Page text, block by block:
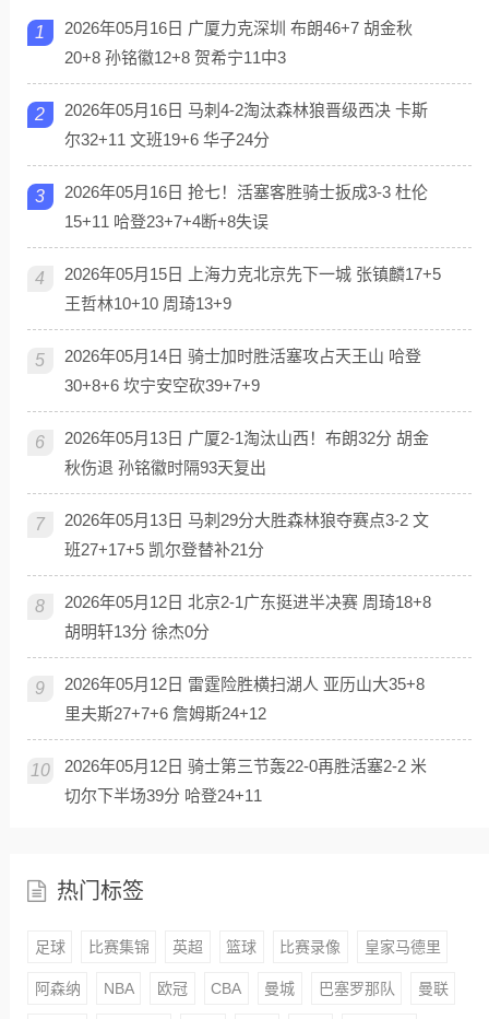
1
2026年05月16日 广厦力克深圳 布朗46+7 胡金秋
20+8 孙铭徽12+8 贺希宁11中3
2
2026年05月16日 马刺4-2淘汰森林狼晋级西决 卡斯
尔32+11 文班19+6 华子24分
3
2026年05月16日 抢七！活塞客胜骑士扳成3-3 杜伦
15+11 哈登23+7+4断+8失误
4
2026年05月15日 上海力克北京先下一城 张镇麟17+5
王哲林10+10 周琦13+9
5
2026年05月14日 骑士加时胜活塞攻占天王山 哈登
30+8+6 坎宁安空砍39+7+9
6
2026年05月13日 广厦2-1淘汰山西！布朗32分 胡金
秋伤退 孙铭徽时隔93天复出
7
2026年05月13日 马刺29分大胜森林狼夺赛点3-2 文
班27+17+5 凯尔登替补21分
8
2026年05月12日 北京2-1广东挺进半决赛 周琦18+8
胡明轩13分 徐杰0分
9
2026年05月12日 雷霆险胜横扫湖人 亚历山大35+8
里夫斯27+7+6 詹姆斯24+12
10
2026年05月12日 骑士第三节轰22-0再胜活塞2-2 米
切尔下半场39分 哈登24+11
热门标签
足球 比赛集锦 英超 篮球 比赛录像 皇家马德里
阿森纳 NBA 欧冠 CBA 曼城 巴塞罗那队 曼联